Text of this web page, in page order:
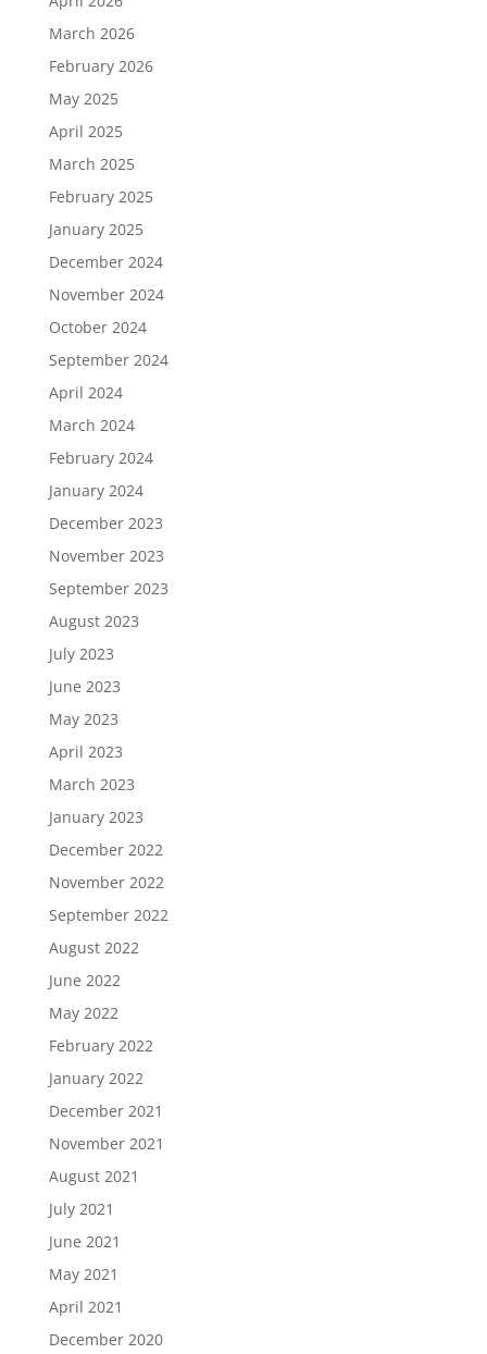
March 2026
February 2026
May 2025
April 2025
March 2025
February 2025
January 2025
December 2024
November 2024
October 2024
September 2024
April 2024
March 2024
February 2024
January 2024
December 2023
November 2023
September 2023
August 2023
July 2023
June 2023
May 2023
April 2023
March 2023
January 2023
December 2022
November 2022
September 2022
August 2022
June 2022
May 2022
February 2022
January 2022
December 2021
November 2021
August 2021
July 2021
June 2021
May 2021
April 2021
December 2020